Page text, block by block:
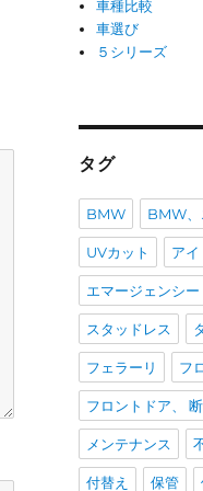
車種比較
車選び
５シリーズ
タグ
BMW BMW、
UVカット ア
エマージェンシー
スタッドレス
フェラーリ フ
フロントドア、
メンテナンス
付替え 保管